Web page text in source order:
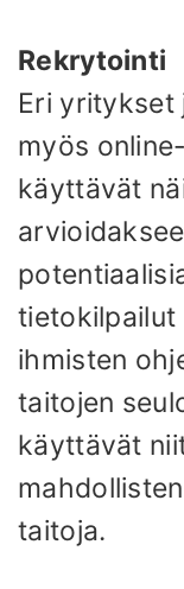
Rekrytointi
Eri
myös
käyttävät
ihmisten
taitojen
käyttävät
taitoja.